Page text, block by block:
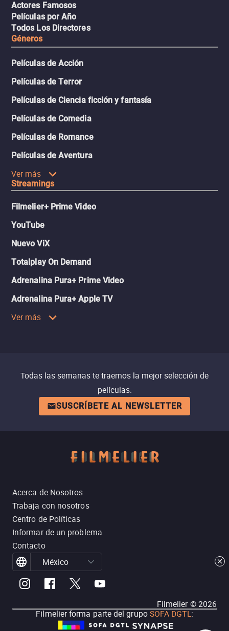
Actores Famosos
Películas por Año
Todos Los Directores
Géneros
Películas de Acción
Películas de Terror
Películas de Ciencia ficción y fantasía
Películas de Comedia
Películas de Romance
Películas de Aventura
Ver más
Streamings
Filmelier+ Prime Video
YouTube
Nuevo ViX
Totalplay On Demand
Adrenalina Pura+ Prime Video
Adrenalina Pura+ Apple TV
Ver más
Todas las semanas te traemos la mejor selección de
películas.
SUSCRÍBETE AL NEWSLETTER
Acerca de Nosotros
Trabaja con nosotros
Centro de Políticas
Informar de un problema
Contacto
México
Filmelier ©2026
Filmelier forma parte del grupoSOFA DGTL: